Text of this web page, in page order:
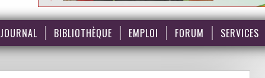
JOURNAL BIBLIOTHÈQUE EMPLOI FORUM SERVICES